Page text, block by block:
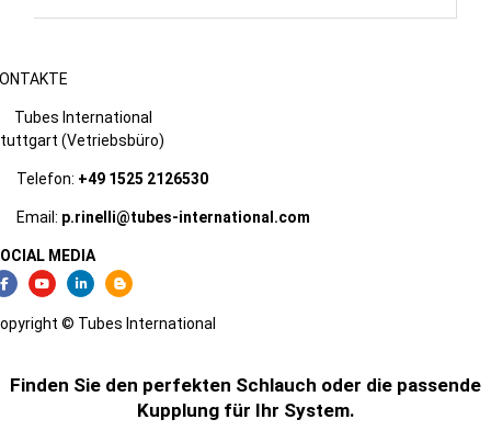
Tubes International
(Vetriebsbüro)
Telefon: +49 1525 2126530
Email: p.rinelli@tubes-international.com
MEDIA
© Tubes International
Finden Sie den perfekten Schlauch oder die passende
Kupplung für Ihr System.